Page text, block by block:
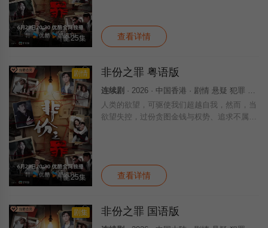
全25集
括
查看详情
剧情
全25集
非份之罪 粤语版
连续剧 · 2026 · 中国香港 · 剧情 悬疑 犯罪 香港
人类的欲望，可驱使我们超越自我，然而，当
欲望失控，过份贪图金钱与权势、追求不属于
括
查看详情
剧集 非份之罪 国语版